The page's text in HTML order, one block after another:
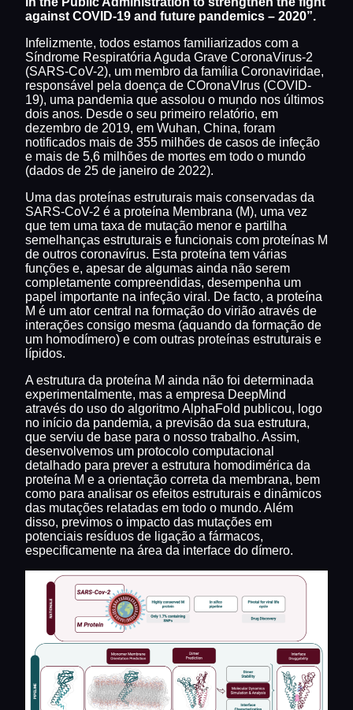
against COVID-19 and future pandemics – 2020”.
Infelizmente, todos estamos familiarizados com a
Síndrome Respiratória Aguda Grave CoronaVirus-2
(SARS-CoV-2), um membro da família Coronaviridae,
responsável pela doença de COronaVIrus (COVID-
19), uma pandemia que assolou o mundo nos últimos
dois anos. Desde o seu primeiro relatório, em
dezembro de 2019, em Wuhan, China, foram
notificados mais de 355 milhões de casos de infeção
e mais de 5,6 milhões de mortes em todo o mundo
(dados de 25 de janeiro de 2022).
Uma das proteínas estruturais mais conservadas da
SARS-CoV-2 é a proteína Membrana (M), uma vez
que tem uma taxa de mutação menor e partilha
semelhanças estruturais e funcionais com proteínas M
de outros coronavírus. Esta proteína tem várias
funções e, apesar de algumas ainda não serem
completamente compreendidas, desempenha um
papel importante na infeção viral. De facto, a proteína
M é um ator central na formação do virião através de
interações consigo mesma (aquando da formação de
um homodímero) e com outras proteínas estruturais e
lípidos.
A estrutura da proteína M ainda não foi determinada
experimentalmente, mas a empresa DeepMind
através do uso do algoritmo AlphaFold publicou, logo
no início da pandemia, a previsão da sua estrutura,
que serviu de base para o nosso trabalho. Assim,
desenvolvemos um protocolo computacional
detalhado para prever a estrutura homodimérica da
proteína M e a orientação correta da membrana, bem
como para analisar os efeitos estruturais e dinâmicos
das mutações relatadas em todo o mundo. Além
disso, previmos o impacto das mutações em
potenciais resíduos de ligação a fármacos,
especificamente na área da interface do dímero.